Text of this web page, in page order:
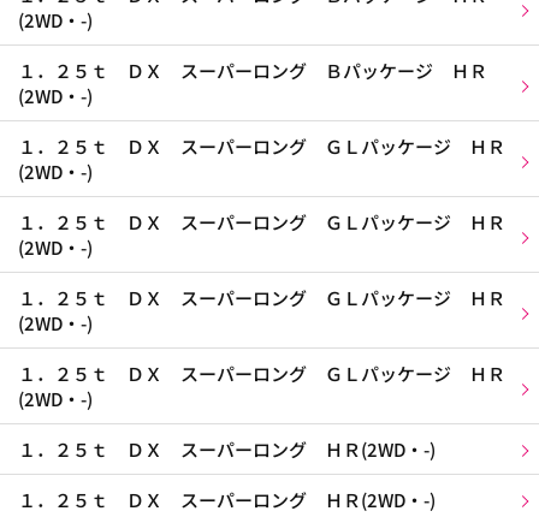
(2WD・-)
１．２５ｔ ＤＸ スーパーロング Ｂパッケージ ＨＲ
(2WD・-)
１．２５ｔ ＤＸ スーパーロング ＧＬパッケージ ＨＲ
(2WD・-)
１．２５ｔ ＤＸ スーパーロング ＧＬパッケージ ＨＲ
(2WD・-)
１．２５ｔ ＤＸ スーパーロング ＧＬパッケージ ＨＲ
(2WD・-)
１．２５ｔ ＤＸ スーパーロング ＧＬパッケージ ＨＲ
(2WD・-)
１．２５ｔ ＤＸ スーパーロング ＨＲ(2WD・-)
１．２５ｔ ＤＸ スーパーロング ＨＲ(2WD・-)